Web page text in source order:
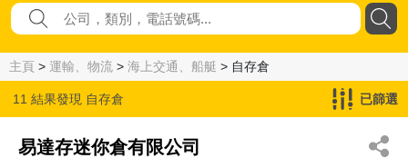
主頁 > 運輸、物流 > 海上交通、船艇 > 自存倉
11 結果發現 自存倉 已篩選
易達存迷你倉有限公司